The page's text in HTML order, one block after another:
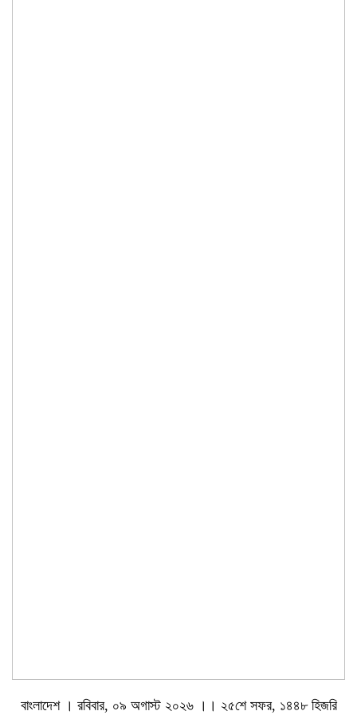
বাংলাদেশ । রবিবার, ০৯ অগাস্ট ২০২৬ ।। ২৫শে সফর, ১৪৪৮ হিজরি